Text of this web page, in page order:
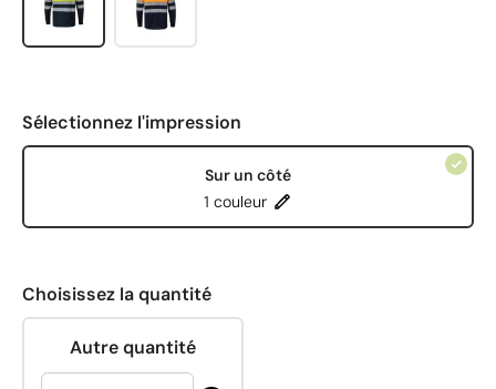
Sélectionnez l'impression
Sur un côté
1 couleur
Choisissez la quantité
Autre quantité